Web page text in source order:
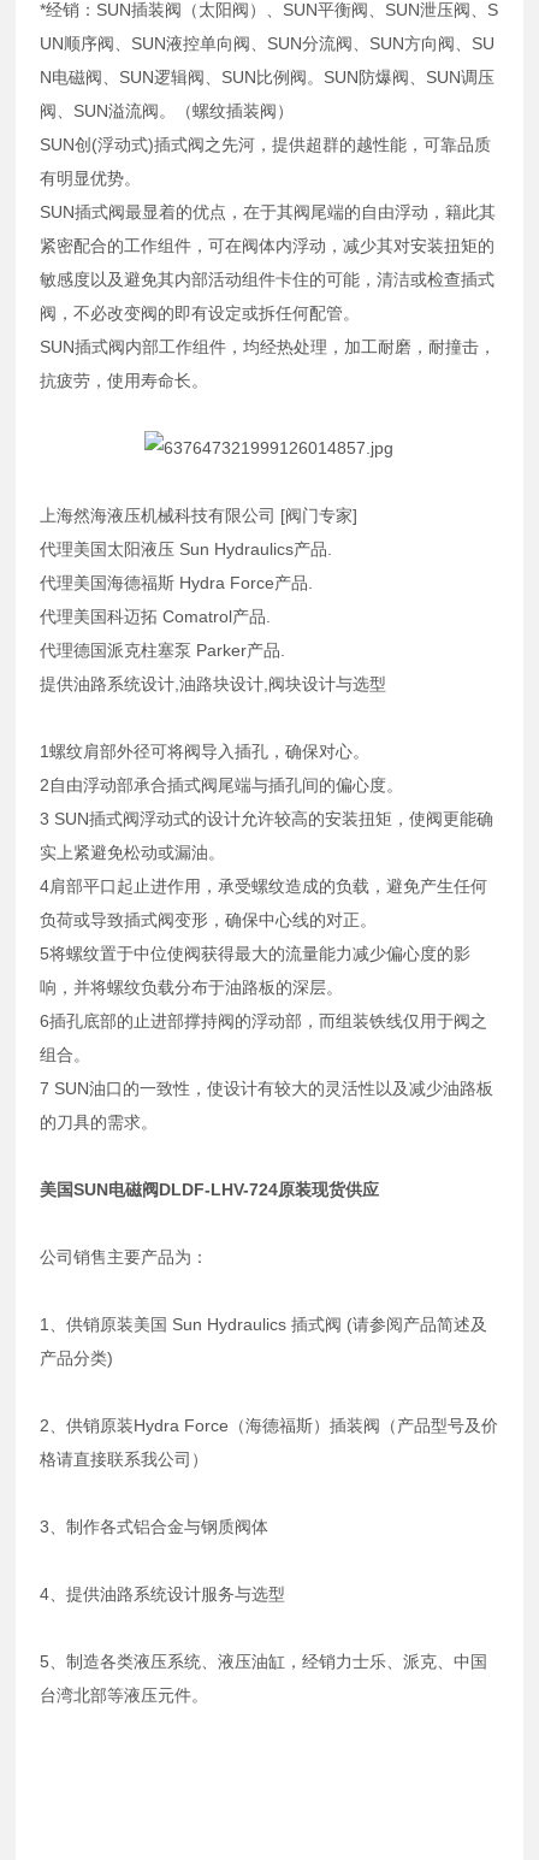
*经销：SUN插装阀（太阳阀）、SUN平衡阀、SUN泄压阀、S
UN顺序阀、SUN液控单向阀、SUN分流阀、SUN方向阀、SU
N电磁阀、SUN逻辑阀、SUN比例阀。SUN防爆阀、SUN调压
阀、SUN溢流阀。（螺纹插装阀）
SUN创(浮动式)插式阀之先河，提供超群的越性能，可靠品质
有明显优势。
SUN插式阀最显着的优点，在于其阀尾端的自由浮动，籍此其
紧密配合的工作组件，可在阀体内浮动，减少其对安装扭矩的
敏感度以及避免其内部活动组件卡住的可能，清洁或检查插式
阀，不必改变阀的即有设定或拆任何配管。
SUN插式阀内部工作组件，均经热处理，加工耐磨，耐撞击，
抗疲劳，使用寿命长。
上海然海液压机械科技有限公司 [阀门专家]
代理美国太阳液压 Sun Hydraulics产品.
代理美国海德福斯 Hydra Force产品.
代理美国科迈拓 Comatrol产品.
代理德国派克柱塞泵 Parker产品.
提供油路系统设计,油路块设计,阀块设计与选型
1螺纹肩部外径可将阀导入插孔，确保对心。
2自由浮动部承合插式阀尾端与插孔间的偏心度。
3 SUN插式阀浮动式的设计允许较高的安装扭矩，使阀更能确
实上紧避免松动或漏油。
4肩部平口起止进作用，承受螺纹造成的负载，避免产生任何
负荷或导致插式阀变形，确保中心线的对正。
5将螺纹置于中位使阀获得最大的流量能力减少偏心度的影
响，并将螺纹负载分布于油路板的深层。
6插孔底部的止进部撑持阀的浮动部，而组装铁线仅用于阀之
组合。
7 SUN油口的一致性，使设计有较大的灵活性以及减少油路板
的刀具的需求。
美国SUN电磁阀DLDF-LHV-724原装现货供应
公司销售主要产品为：
1、供销原装美国 Sun Hydraulics 插式阀 (请参阅产品简述及
产品分类)
2、供销原装Hydra Force（海德福斯）插装阀（产品型号及价
格请直接联系我公司）
3、制作各式铝合金与钢质阀体
4、提供油路系统设计服务与选型
5、制造各类液压系统、液压油缸，经销力士乐、派克、中国
台湾北部等液压元件。